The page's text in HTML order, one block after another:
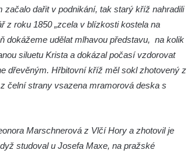
dařit v podnikání, tak starý kříž nahradili
z roku 1850 „zcela v blízkosti kostela na
dokážeme udělat mlhavou představu, na kolik
siluetu Krista a dokázal počasí vzdorovat
dřevěným. Hřbitovní kříž měl sokl zhotovený z
čelní strany vsazena mramorová deska s
Marschnerová z Vlčí Hory a zhotovil je
studoval u Josefa Maxe, na pražské